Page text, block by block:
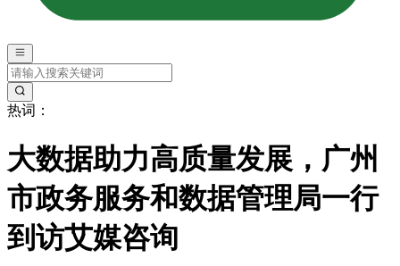
热词：
大数据助力高质量发展，广州
市政务服务和数据管理局一行
到访艾媒咨询